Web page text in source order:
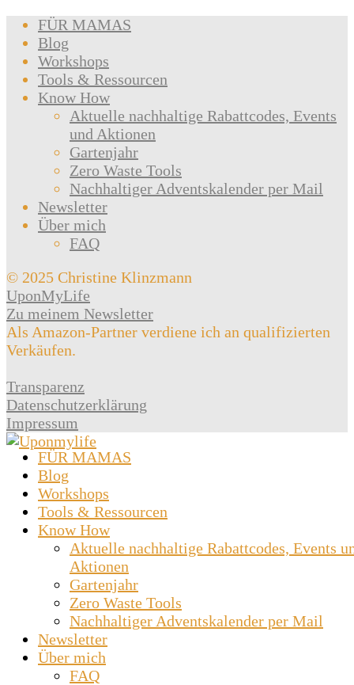
FÜR MAMAS
Blog
Workshops
Tools & Ressourcen
Know How
Aktuelle nachhaltige Rabattcodes, Events
und Aktionen
Gartenjahr
Zero Waste Tools
Nachhaltiger Adventskalender per Mail
Newsletter
Über mich
FAQ
© 2025 Christine Klinzmann
UponMyLife
Zu meinem Newsletter
Als Amazon-Partner verdiene ich an qualifizierten
Verkäufen.
Transparenz
Datenschutzerklärung
Impressum
FÜR MAMAS
Blog
Workshops
Tools & Ressourcen
Know How
Aktuelle nachhaltige Rabattcodes, Events
Aktionen
Gartenjahr
Zero Waste Tools
Nachhaltiger Adventskalender per Mail
Newsletter
Über mich
FAQ